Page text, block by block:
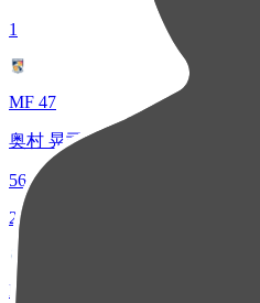
1
MF 47
奥村 晃司
56
2
MF 7